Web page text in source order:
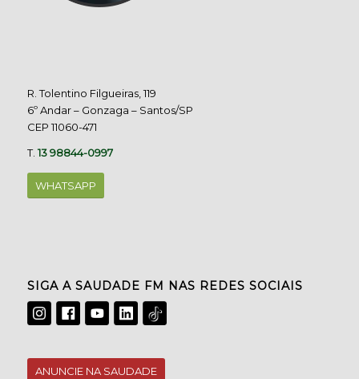
R. Tolentino Filgueiras, 119
6º Andar – Gonzaga – Santos/SP
CEP 11060-471
T.13 98844-0997
WHATSAPP
SIGA A SAUDADE FM NAS REDES SOCIAIS
ANUNCIE NA SAUDADE